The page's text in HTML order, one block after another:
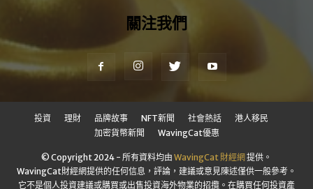
關注我們
投資 理財 品牌故事 NFT新聞 社會熱話
港人移民
加密貨幣新聞
WavingCat優惠
© Copyright 2024 - 所有資料均由 WavingCat 財經網提供。
WavingCat財經網提供的任何信息，評論，建議或意見陳述僅供一般參考。
它不是個人投資建議或購買或出售投資海外物業的招攬。在購買任何投資產